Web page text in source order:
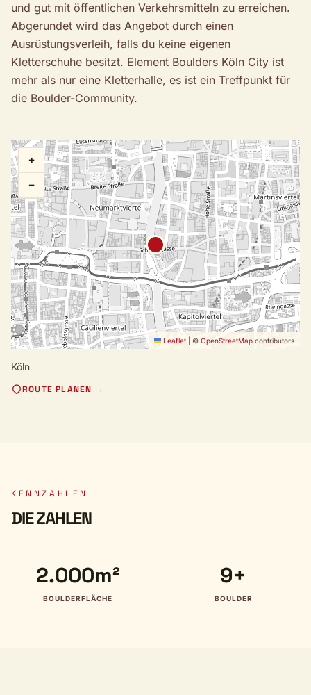
und gut mit öffentlichen Verkehrsmitteln zu erreichen.
Abgerundet wird das Angebot durch einen
Ausrüstungsverleih, falls du keine eigenen
Kletterschuhe besitzt. Element Boulders Köln City ist
mehr als nur eine Kletterhalle, es ist ein Treffpunkt für
die Boulder-Community.
+
−
Leaflet © OpenStreetMap contributors
Köln
ROUTE PLANEN →
KENNZAHLEN
DIE ZAHLEN
2.000m²
BOULDERFLÄCHE
9+
BOULDER